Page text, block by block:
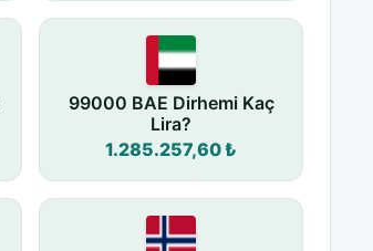
99000 BAE Dirhemi Kaç
Lira?
1.285.257,60 ₺